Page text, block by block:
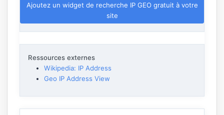
Ajoutez un widget de recherche IP GEO gratuit à votre
site
Ressources externes
Wikipedia: IP Address
Geo IP Address View